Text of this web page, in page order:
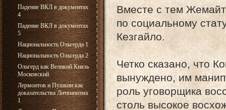
Падение ВКЛ в документах
4
Падение ВКЛ в документах
5
Национальность Ольгерда 1
Национальность Ольгерда 2
Ольгерд как Великий Князь
Московский
Лермонтов и Пушкин как
доказательства Литвинизма
1
Вместе с тем
по социальному
Кезгайло.
Четко сказано, что
вынуждено, им
роль уговорщика
столь высокое